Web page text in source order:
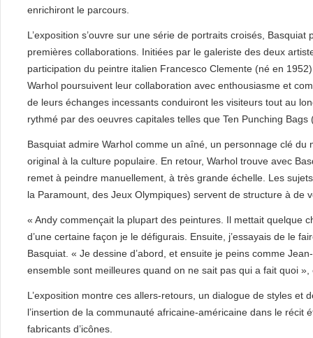
enrichiront le parcours.
L’exposition s’ouvre sur une série de portraits croisés,
premières collaborations. Initiées par le galeriste des deux
participation du peintre italien Francesco Clemente (né en
Warhol poursuivent leur collaboration avec enthousiasme et
de leurs échanges incessants conduiront les visiteurs tout au
rythmé par des oeuvres capitales telles que Ten Punching
Basquiat admire Warhol comme un aîné, un personnage clé du
original à la culture populaire. En retour, Warhol trouve avec
remet à peindre manuellement, à très grande échelle. Les
la Paramount, des Jeux Olympiques) servent de structure à de
« Andy commençait la plupart des peintures. Il mettait quelque
d’une certaine façon je le défigurais. Ensuite, j’essayais de le
Basquiat. « Je dessine d’abord, et ensuite je peins comme
ensemble sont meilleures quand on ne sait pas qui a fait quoi »,
L’exposition montre ces allers-retours, un dialogue de styles et
l’insertion de la communauté africaine-américaine dans le
fabricants d’icônes.